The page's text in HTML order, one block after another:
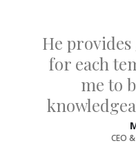
He
for each
me to
CEO